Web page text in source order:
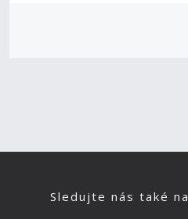
Sledujte nás také na